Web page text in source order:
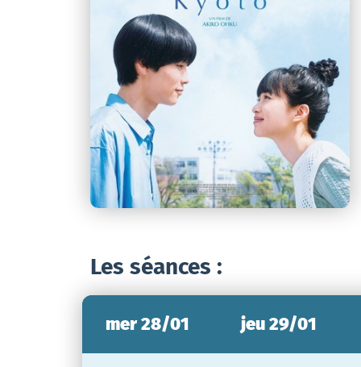
Les séances :
mer 28/01 jeu 29/01